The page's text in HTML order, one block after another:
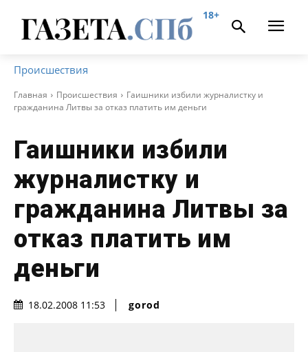
18+
Происшествия
Главная Происшествия
Гаишники избили журналистку и
гражданина Литвы за отказ платить им деньги
Гаишники избили
журналистку и
гражданина Литвы за
отказ платить им
деньги
18.02.2008 11:53 gorod